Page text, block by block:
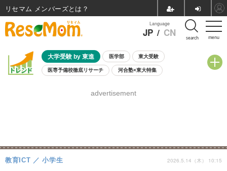
menu
Language
JP / CN search
大学受験 by 東進 医学部 東大受験
医専予備校徹底リサーチ 河合塾×東大特集
8月開催学校説明会・相談会
advertisement
教育ICT 小学生 2026.5.14（木） 10:15
リセマム メンバーズ